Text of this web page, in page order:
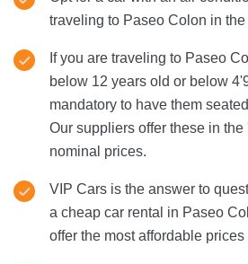
traveling to Paseo Colon in
If you are traveling to Paseo
below 12 years old or below
mandatory to have them
Our suppliers offer these in the
nominal prices.
VIP Cars is the answer to
a cheap car rental in Paseo
offer the most affordable